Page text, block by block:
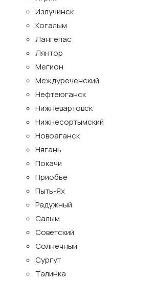
Излучинск
Когалым
Лангепас
Лянтор
Мегион
Междуреченский
Нефтеюганск
Нижневартовск
Нижнесортымский
Новоаганск
Нягань
Покачи
Приобье
Пыть-Ях
Радужный
Салым
Советский
Солнечный
Сургут
Талинка